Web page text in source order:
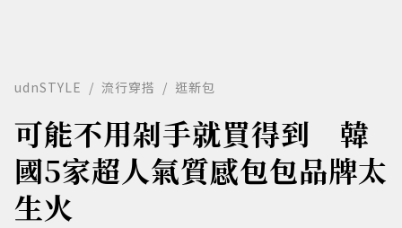
udnSTYLE 流行穿搭 逛新包
可能不用剁手就買得到 韓
國5家超人氣質感包包品牌太
生火